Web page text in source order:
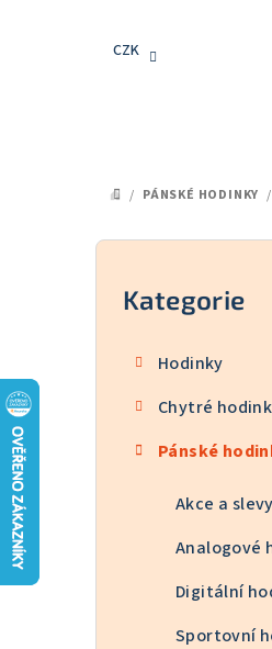
CZK
DOMŮ
/ PÁNSKÉ HODINKY /
P
Přeskočit
kategorie
Kategorie
Hodinky
Chytré
Pánské
Akce a slevy
Analogové
Digitální
Sportovní